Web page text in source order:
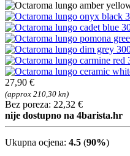
27,90 €
(approx 210,30 kn)
Bez poreza: 22,32 €
nije dostupno na 4barista.hr
Ukupna ocjena: 4.5 (90%)